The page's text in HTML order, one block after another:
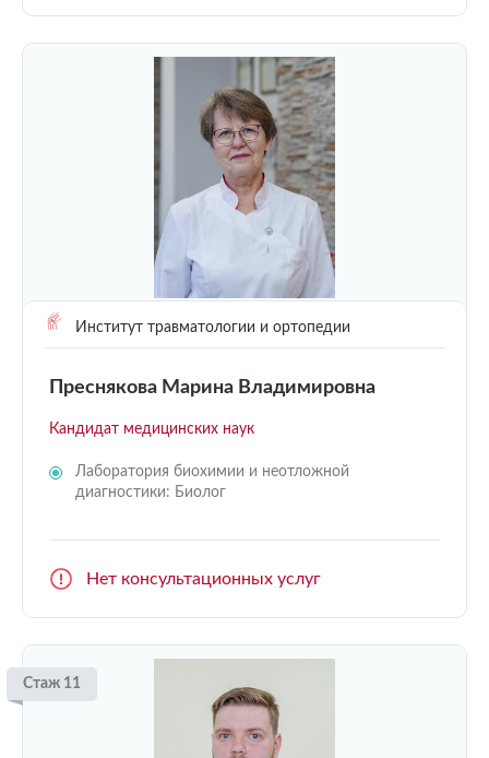
Институт травматологии и ортопедии
Преснякова Марина Владимировна
Кандидат медицинских наук
Лаборатория биохимии и неотложной
диагностики: Биолог
Нет консультационных услуг
Стаж 11